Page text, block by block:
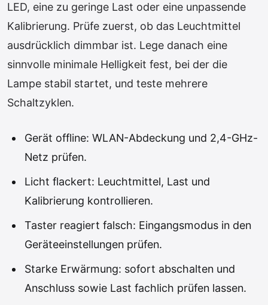
LED, eine zu geringe Last oder eine unpassende
Kalibrierung. Prüfe zuerst, ob das Leuchtmittel
ausdrücklich dimmbar ist. Lege danach eine
sinnvolle minimale Helligkeit fest, bei der die
Lampe stabil startet, und teste mehrere
Schaltzyklen.
Gerät offline: WLAN-Abdeckung und 2,4-GHz-
Netz prüfen.
Licht flackert: Leuchtmittel, Last und
Kalibrierung kontrollieren.
Taster reagiert falsch: Eingangsmodus in den
Geräteeinstellungen prüfen.
Starke Erwärmung: sofort abschalten und
Anschluss sowie Last fachlich prüfen lassen.